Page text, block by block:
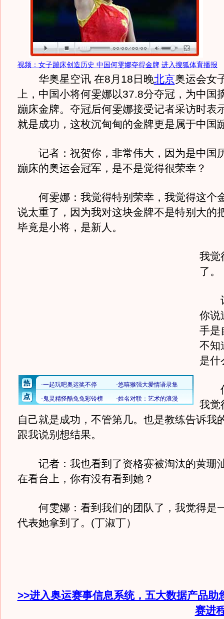
视频：女子蹦床创造历史 中国何雯娜夺得金牌 进入搜狐体育播报
华奥星空讯 在8月18日晚北京奥运会女
上，中国小将何雯娜以37.8分夺冠，为中国
蹦床金牌。夺冠后何雯娜接受记者采访时表
就是成功，这枚沉甸甸的金牌更是属于中国
记者：祝贺你，非常伟大，因为是中国
蹦床的奥运会冠军，是不是觉得很荣幸？
何雯娜：我觉得特别荣幸，我觉得这个
说太重了，因为我对这块金牌不是特别大的
毕竟是小将，是新人。
我觉
了。
记
你说
手是
不知
是什
何
我觉
自己就是成功，不管第几。也是教练告诉我
跟我说别想结果。
记者：我也看到了资格赛被淘汰的黄珊
在看台上，你有没有看到她？
何雯娜：看到我们的团队了，我觉得是
代表她拿到了。(丁淑丁）
>>进入奥运赛事信息系统，五大数据产品助
赛进